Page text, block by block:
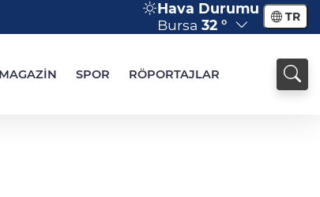
Hava Durumu
Bursa 32 ° TR
MAGAZİN SPOR RÖPORTAJLAR